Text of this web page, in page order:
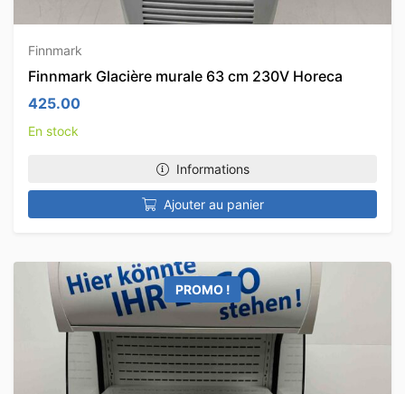
Finnmark
Finnmark Glacière murale 63 cm 230V Horeca
425.00
En stock
Informations
Ajouter au panier
PROMO !